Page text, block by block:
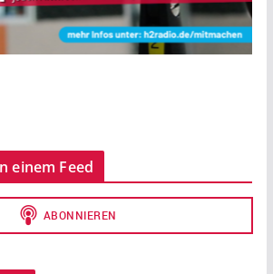
einem Feed